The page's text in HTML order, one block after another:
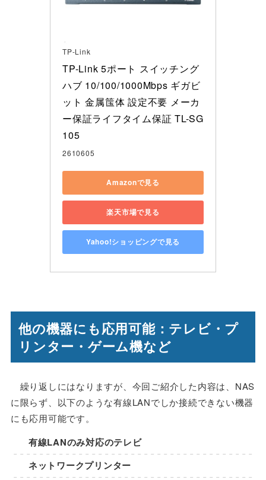
TP-Link
TP-Link 5ポート スイッチング
ハブ 10/100/1000Mbps ギガビ
ット 金属筺体 設定不要 メーカ
ー保証ライフタイム保証 TL-SG
105
2610605
Amazonで見る
楽天市場で見る
Yahoo!ショッピングで見る
他の機器にも応用可能：テレビ・プ
リンター・ゲーム機など
繰り返しにはなりますが、今回ご紹介した内容は、NAS
に限らず、以下のような有線LANでしか接続できない機器
にも応用可能です。
有線LANのみ対応のテレビ
ネットワークプリンター